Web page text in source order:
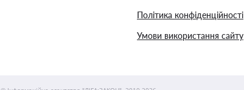
Політика конфіденційності
Умови використання сайту